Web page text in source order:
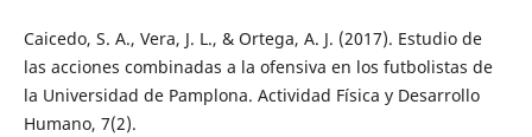
Caicedo, S. A., Vera, J. L., & Ortega, A. J. (2017). Estudio de
las acciones combinadas a la ofensiva en los futbolistas de
la Universidad de Pamplona. Actividad Física y Desarrollo
Humano, 7(2).